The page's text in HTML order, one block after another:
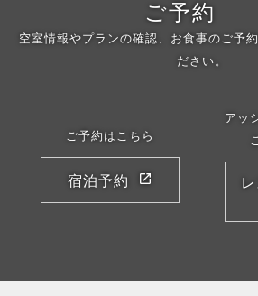
ご予約
空室情報やプランの確認、お食事のご予
ださい。
ご予約はこちら
宿泊予約
アッ